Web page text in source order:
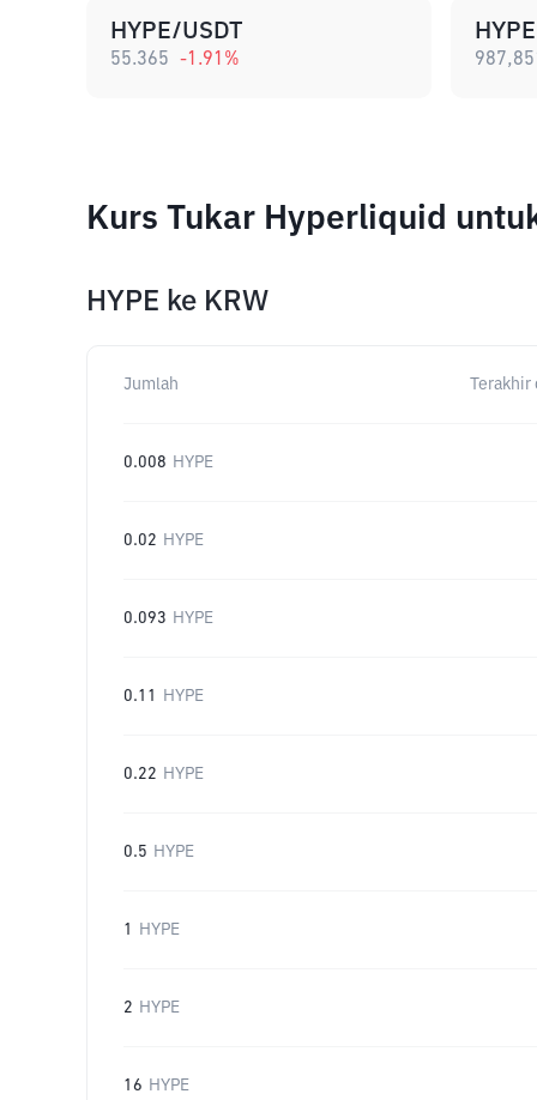
HYPE/USDT
55.365 -1.91 %
Kurs Tukar Hyperliquid
HYPE ke KRW
Jumlah
0.008 HYPE
0.02 HYPE
0.093 HYPE
0.11 HYPE
0.22 HYPE
0.5 HYPE
1 HYPE
2 HYPE
16 HYPE